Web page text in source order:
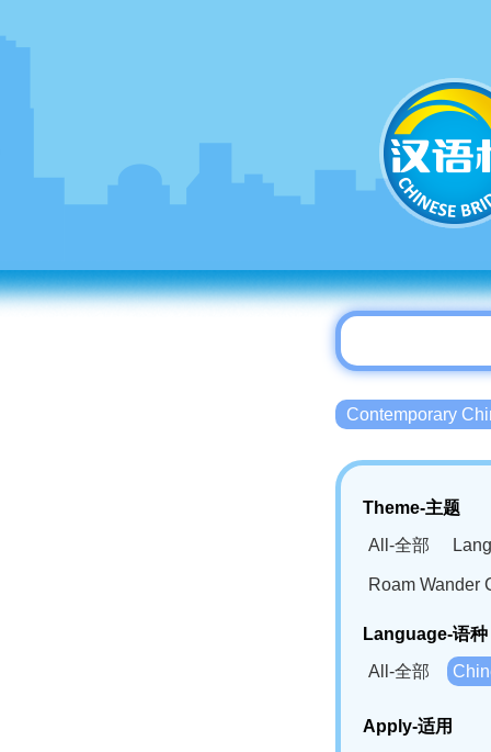
Contemporary
Theme-主题
All-全部
Roam Wander
Language-语种
All-全部
Bahasa
Apply-适用